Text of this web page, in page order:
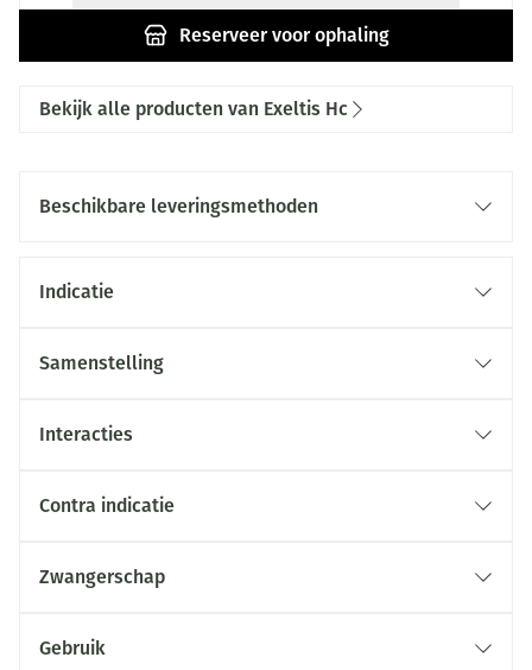
Reserveervoor ophaling
Bekijk alle producten van Exeltis Hc
Beschikbare leveringsmethoden
Indicatie
Samenstelling
Interacties
Contra indicatie
Zwangerschap
Gebruik